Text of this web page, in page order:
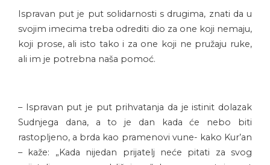
Ispravan put je put solidarnosti s drugima, znati da u
svojim imecima treba odrediti dio za one koji nemaju,
koji prose, ali isto tako i za one koji ne pružaju ruke,
ali im je potrebna naša pomoć.
– Ispravan put je put prihvatanja da je istinit dolazak
Sudnjega dana, a to je dan kada će nebo biti
rastopljeno, a brda kao pramenovi vune- kako Kur’an
– kaže: „Kada nijedan prijatelj neće pitati za svog